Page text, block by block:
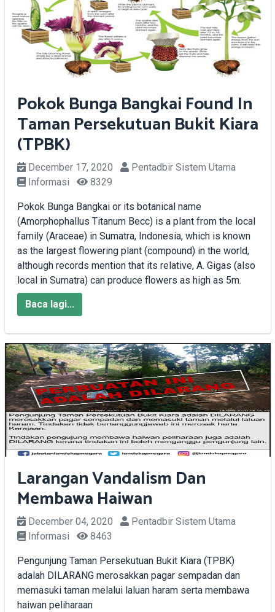
Pokok Bunga Bangkai Found In
Taman Persekutuan Bukit Kiara
(TPBK)
December 17, 2020
Pentadbir Sistem Utama
Informasi
8329
Pokok Bunga Bangkai or its botanical name
(Amorphophallus Titanum Becc) is a plant from the local
family (Araceae) in Sumatra, Indonesia, which is known
as the largest flowering plant (compound) in the world,
although records mention that its relative, A. Gigas (also
local in Sumatra) can produce flowers as high as 5m.
Baca lagi...
Larangan Vandalism Dan
Membawa Haiwan
December 04, 2020
Pentadbir Sistem Utama
Informasi
8463
Pengunjung Taman Persekutuan Bukit Kiara (TPBK)
adalah DILARANG merosakkan pagar sempadan dan
memasuki taman melalui laluan haram serta membawa
haiwan peliharaan